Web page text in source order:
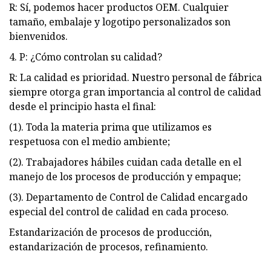
R: Sí, podemos hacer productos OEM. Cualquier
tamaño, embalaje y logotipo personalizados son
bienvenidos.
4. P: ¿Cómo controlan su calidad?
R: La calidad es prioridad. Nuestro personal de fábrica
siempre otorga gran importancia al control de calidad
desde el principio hasta el final:
(1). Toda la materia prima que utilizamos es
respetuosa con el medio ambiente;
(2). Trabajadores hábiles cuidan cada detalle en el
manejo de los procesos de producción y empaque;
(3). Departamento de Control de Calidad encargado
especial del control de calidad en cada proceso.
Estandarización de procesos de producción,
estandarización de procesos, refinamiento.